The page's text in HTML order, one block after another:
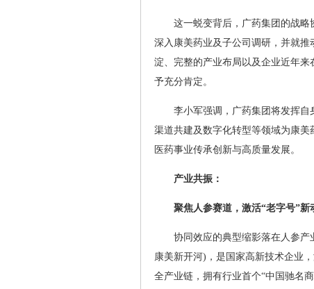
这一蜕变背后，广药集团的战
深入康美药业及子公司调研，并就
淀、完整的产业布局以及企业近年
予充分肯定。
李小军强调，广药集团将发挥
渠道共建及数字化转型等领域为康
医药事业传承创新与高质量发展。
产业共振：
聚焦人参赛道，激活“老字号”新
协同效应的典型缩影落在人参产
康美新开河)，是国家高新技术企业
全产业链，拥有行业首个“中国驰名